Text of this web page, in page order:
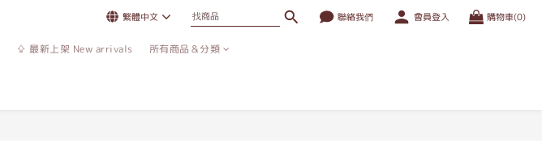
繁體中文 聯絡我們 會員登入 購物車(0)
⇪ 最新上架 New arrivals 所有商品＆分類